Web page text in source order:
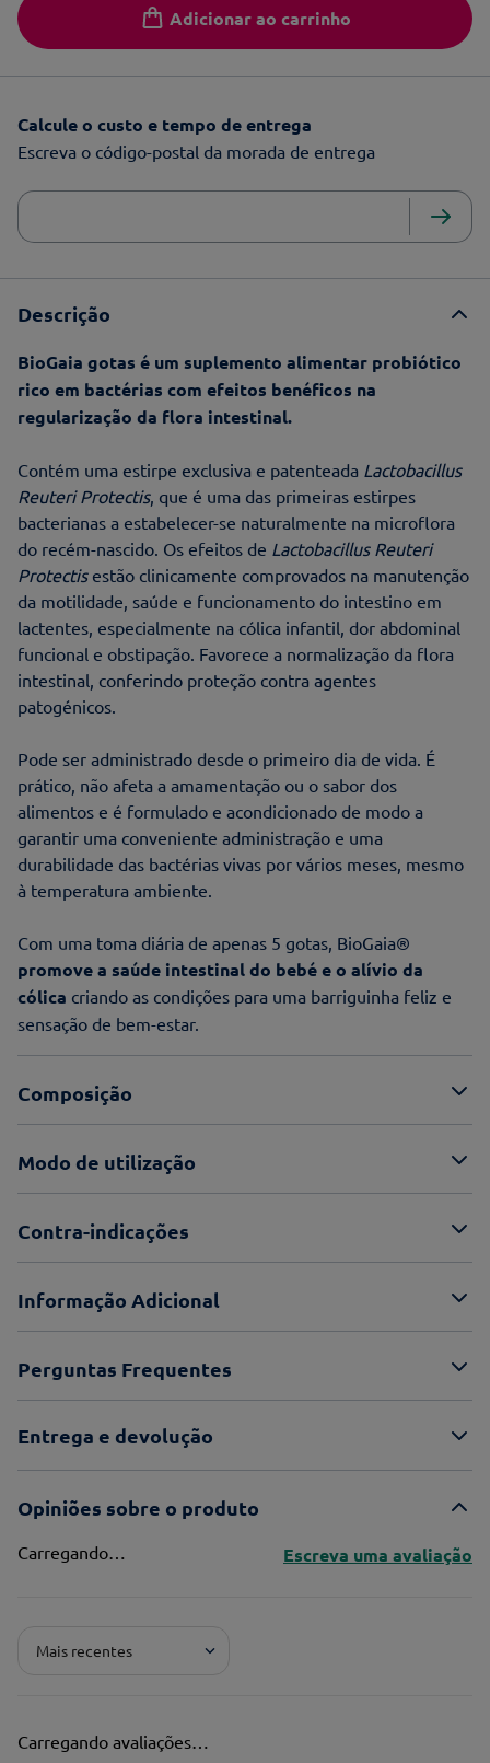
Adicionar ao carrinho
Calcule o custo e tempo de entrega
Escreva o código-postal da morada de entrega
Descrição
BioGaia gotas é um suplemento alimentar probiótico
rico em bactérias com efeitos benéficos na
regularização da flora intestinal.
Contém uma estirpe exclusiva e patenteada Lactobacillus
Reuteri Protectis, que é uma das primeiras estirpes
bacterianas a estabelecer-se naturalmente na microflora
do recém-nascido. Os efeitos de Lactobacillus Reuteri
Protectisestão clinicamente comprovados na manutenção
da motilidade, saúde e funcionamento do intestino em
lactentes, especialmente na cólica infantil, dor abdominal
funcional e obstipação. Favorece a normalização da flora
intestinal, conferindo proteção contra agentes
patogénicos.
Pode ser administrado desde o primeiro dia de vida. É
prático, não afeta a amamentação ou o sabor dos
alimentos e é formulado e acondicionado de modo a
garantir uma conveniente administração e uma
durabilidade das bactérias vivas por vários meses, mesmo
à temperatura ambiente.
Com uma toma diária de apenas 5 gotas, BioGaia®
promove a saúde intestinal do bebé e o alívio da
cólica criando as condições para uma barriguinha feliz e
sensação de bem-estar.
Composição
Modo de utilização
Contra-indicações
Informação Adicional
Perguntas Frequentes
Entrega e devolução
Opiniões sobre o produto
Carregando… Escreva uma avaliação
Título*
Pontuação*
Mais recentes
Carregando avaliações…